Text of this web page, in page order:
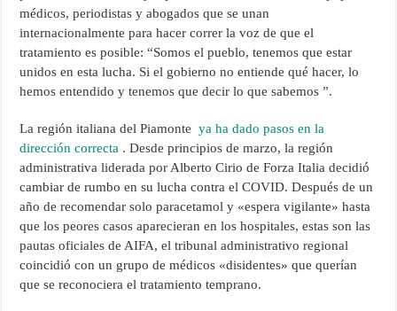
médicos, periodistas y abogados que se unan
internacionalmente para hacer correr la voz de que el
tratamiento es posible: “Somos el pueblo, tenemos que estar
unidos en esta lucha. Si el gobierno no entiende qué hacer, lo
hemos entendido y tenemos que decir lo que sabemos ”.
La región italiana del Piamonteya ha dado pasos en la
dirección correcta . Desde principios de marzo, la región
administrativa liderada por Alberto Cirio de Forza Italia decidió
cambiar de rumbo en su lucha contra el COVID. Después de un
año de recomendar solo paracetamol y «espera vigilante» hasta
que los peores casos aparecieran en los hospitales, estas son las
pautas oficiales de AIFA, el tribunal administrativo regional
coincidió con un grupo de médicos «disidentes» que querían
que se reconociera el tratamiento temprano.